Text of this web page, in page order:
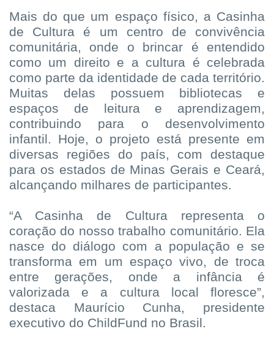
Mais do que um espaço físico, a Casinha
de Cultura é um centro de convivência
comunitária, onde o brincar é entendido
como um direito e a cultura é celebrada
como parte da identidade de cada território.
Muitas delas possuem bibliotecas e
espaços de leitura e aprendizagem,
contribuindo para o desenvolvimento
infantil. Hoje, o projeto está presente em
diversas regiões do país, com destaque
para os estados de Minas Gerais e Ceará,
alcançando milhares de participantes.
“A Casinha de Cultura representa o
coração do nosso trabalho comunitário. Ela
nasce do diálogo com a população e se
transforma em um espaço vivo, de troca
entre gerações, onde a infância é
valorizada e a cultura local floresce”,
destaca Maurício Cunha, presidente
executivo do ChildFund no Brasil.